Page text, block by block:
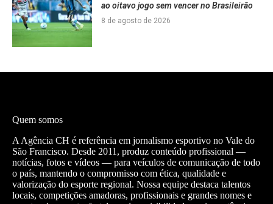
ao oitavo jogo sem vencer no Brasileirão
8 de agosto de 2026
Quem somos
A Agência CH é referência em jornalismo esportivo no Vale do
São Francisco. Desde 2011, produz conteúdo profissional —
notícias, fotos e vídeos — para veículos de comunicação de todo
o país, mantendo o compromisso com ética, qualidade e
valorização do esporte regional. Nossa equipe destaca talentos
locais, competições amadoras, profissionais e grandes nomes e